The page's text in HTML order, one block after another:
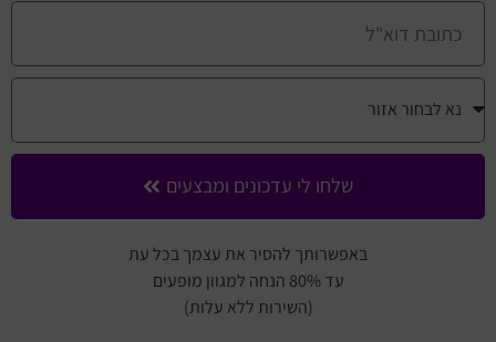
שלחו לי עדכונים ומבצעים
באפשרותך להסיר את עצמך בכל עת
עד 80% הנחה למגוון מופעים
(השירות ללא עלות)